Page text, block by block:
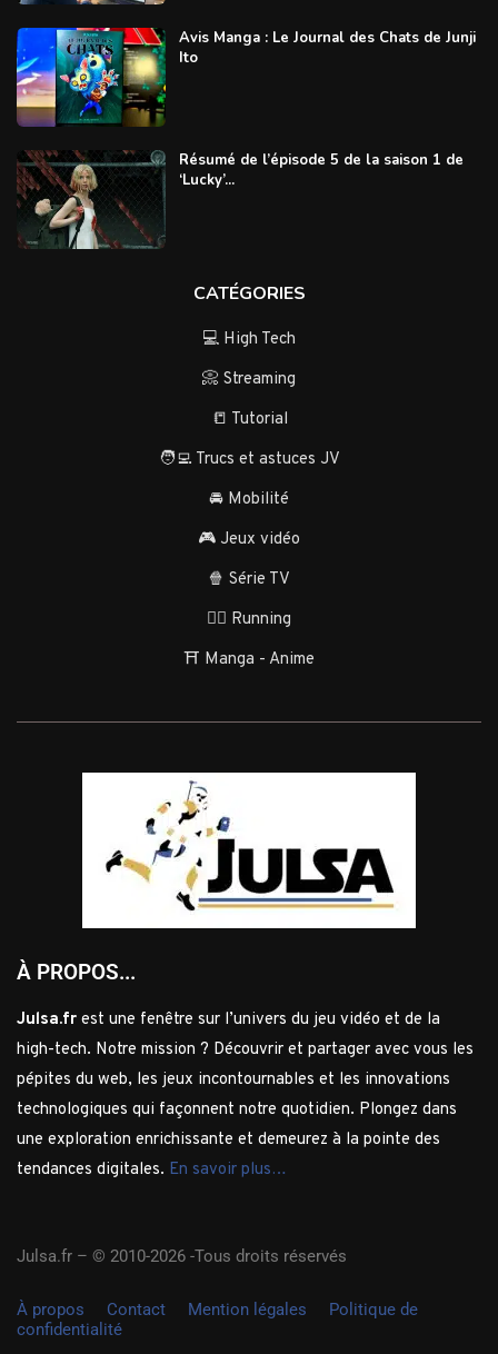
Avis Manga : Le Journal des Chats de Junji
Ito
Résumé de l’épisode 5 de la saison 1 de
‘Lucky’...
CATÉGORIES
💻 High Tech
📀 Streaming
📒 Tutorial
🧑‍💻 Trucs et astuces JV
🚘 Mobilité
🎮 Jeux vidéo
🍿 Série TV
🏃‍♂️ Running
⛩️ Manga - Anime
À PROPOS...
Julsa.fr est une fenêtre sur l’univers du jeu vidéo et de la
high-tech. Notre mission ? Découvrir et partager avec vous les
pépites du web, les jeux incontournables et les innovations
technologiques qui façonnent notre quotidien. Plongez dans
une exploration enrichissante et demeurez à la pointe des
tendances digitales. En savoir plus…
Julsa.fr – © 2010-2026 -Tous droits réservés
À propos Contact Mention légales
Politique de
confidentialité